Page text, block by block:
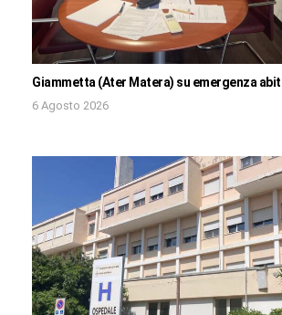
Giammetta (Ater Matera) su emergenza
6 Agosto 2026